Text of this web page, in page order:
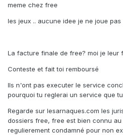
meme chez free
les jeux .. aucune idee je ne joue pas
La facture finale de free? moi je leur
Conteste et fait toi remboursé
Ils n'ont pas executer le service
pourquoi tu reglerai un service que
Regarde sur lesarnaques.com les
dossiers free, free est bien connu au
regulierement condamné pour non